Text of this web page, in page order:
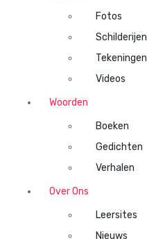
Fotos
Schilderijen
Tekeningen
Videos
Woorden
Boeken
Gedichten
Verhalen
Over Ons
Leersites
Nieuws